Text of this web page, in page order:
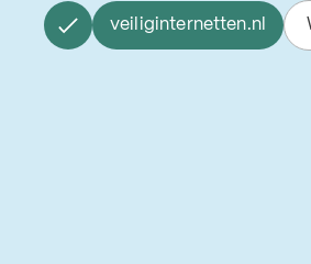
veiliginternetten.nl